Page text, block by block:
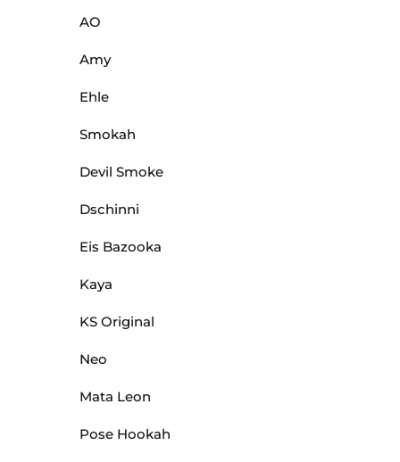
AO
Amy
Ehle
Smokah
Devil Smoke
Dschinni
Eis Bazooka
Kaya
KS Original
Neo
Mata Leon
Pose Hookah